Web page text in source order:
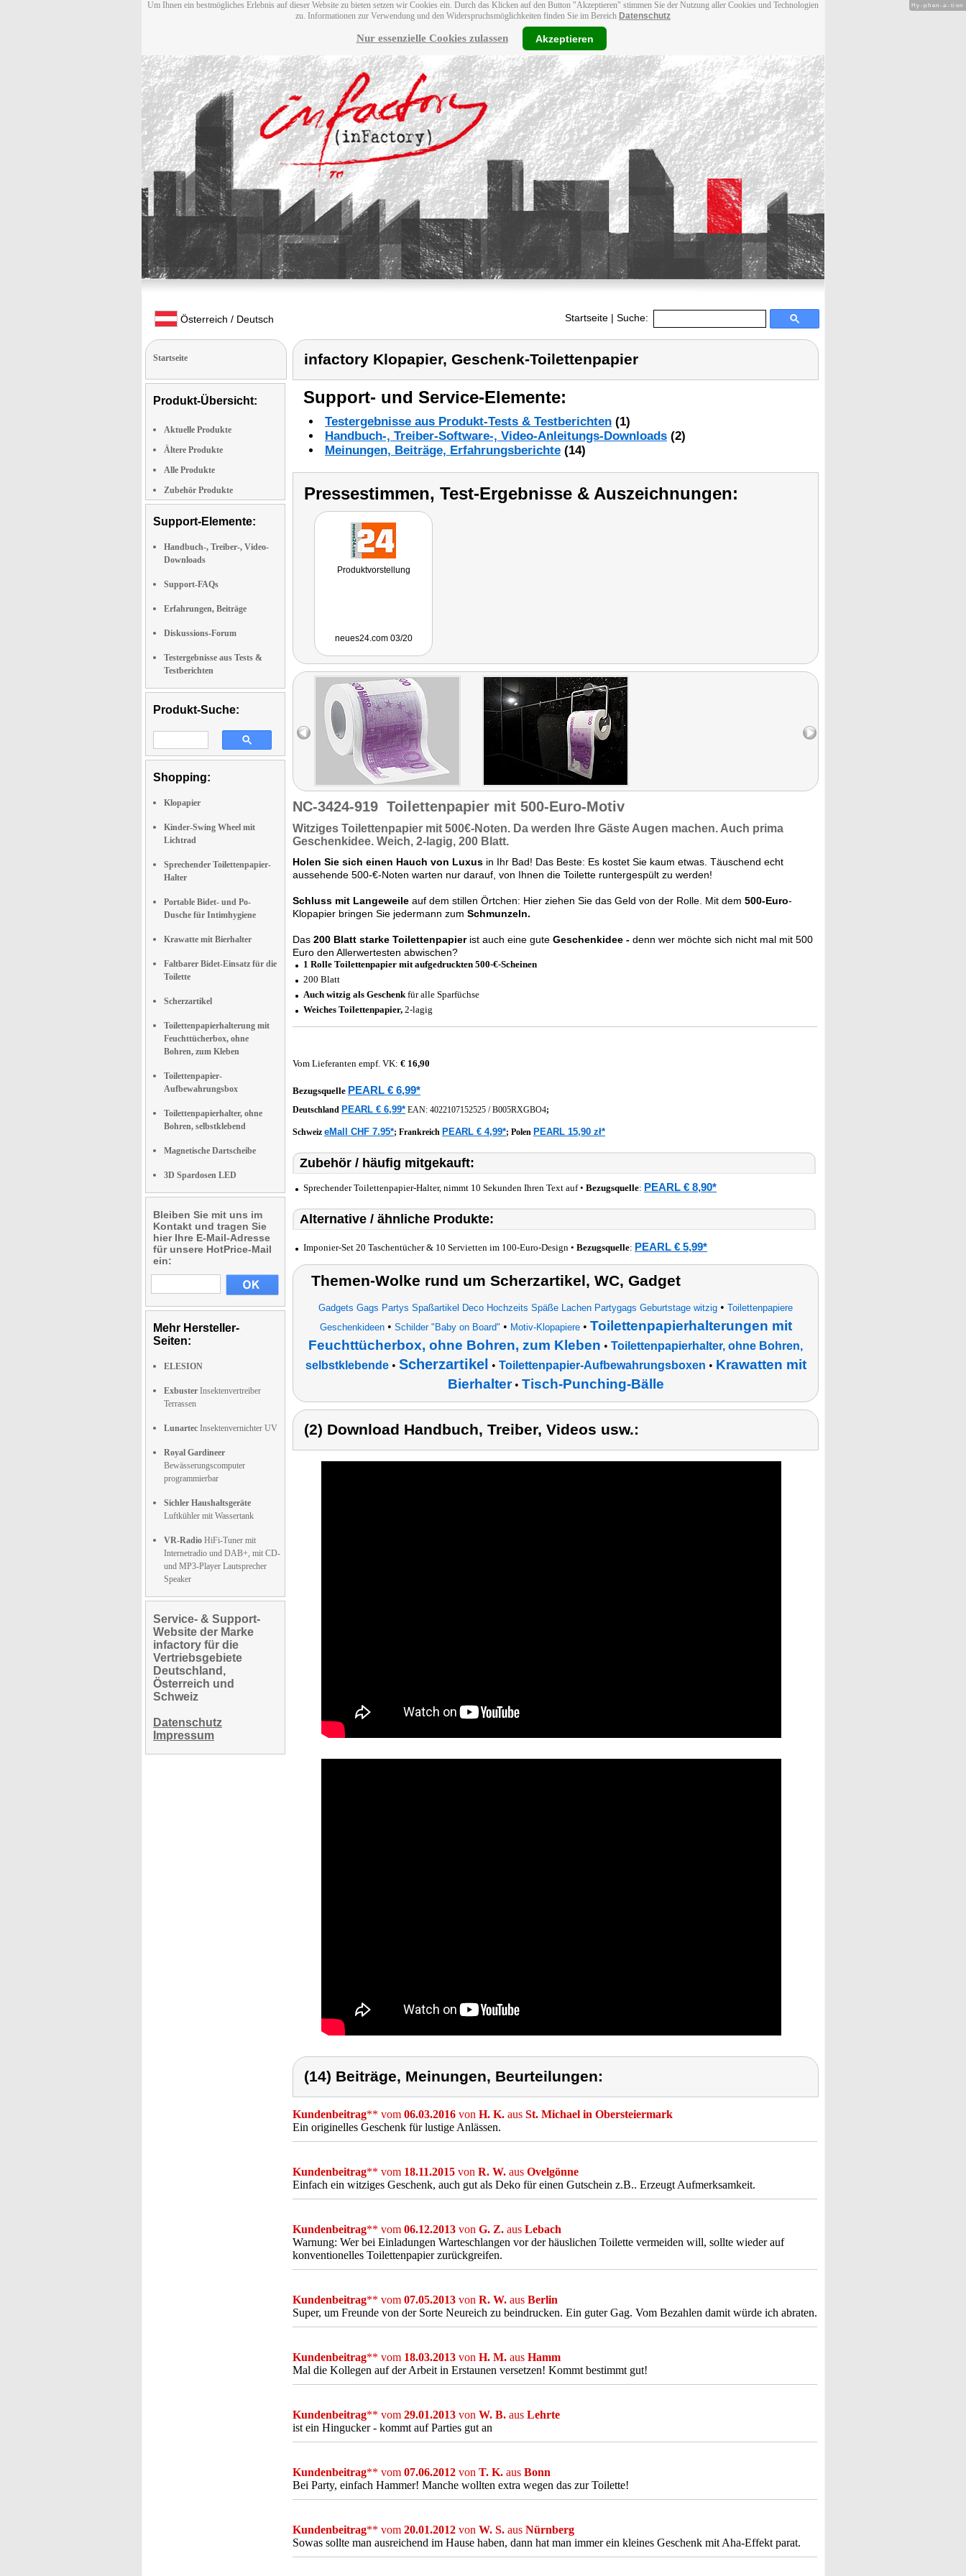
Um Ihnen ein bestmögliches Erlebnis auf dieser Website zu bieten setzen wir Cookies ein. Durch das Klicken auf den Button "Akzeptieren" stimmen Sie der Nutzung aller Cookies und Technologien
zu. Informationen zur Verwendung und den Widerspruchsmöglichkeiten finden Sie im Bereich Datenschutz
Nur essenzielle Cookies zulassen Akzeptieren
Österreich / Deutsch Startseite | Suche:
Startseite
Produkt-Übersicht:
Aktuelle Produkte
Ältere Produkte
Alle Produkte
Zubehör Produkte
Support-Elemente:
Handbuch-, Treiber-, Video-
Downloads
Support-FAQs
Erfahrungen, Beiträge
Diskussions-Forum
Testergebnisse aus Tests &
Testberichten
Produkt-Suche:
Shopping:
Klopapier
Kinder-Swing Wheel mit
Lichtrad
Sprechender Toilettenpapier-
Halter
Portable Bidet- und Po-
Dusche für Intimhygiene
Krawatte mit Bierhalter
Faltbarer Bidet-Einsatz für die
Toilette
Scherzartikel
Toilettenpapierhalterung mit
Feuchttücherbox, ohne
Bohren, zum Kleben
Toilettenpapier-
Aufbewahrungsbox
Toilettenpapierhalter, ohne
Bohren, selbstklebend
Magnetische Dartscheibe
3D Spardosen LED
Bleiben Sie mit uns im
Kontakt und tragen Sie
hier Ihre E-Mail-Adresse
für unsere HotPrice-Mail
ein:
Mehr Hersteller-
Seiten:
ELESION
Exbuster Insektenvertreiber
Terrassen
Lunartec Insektenvernichter UV
Royal Gardineer
Bewässerungscomputer
programmierbar
Sichler Haushaltsgeräte
Luftkühler mit Wassertank
VR-Radio HiFi-Tuner mit
Internetradio und DAB+, mit CD-
und MP3-Player Lautsprecher
Speaker
Service- & Support-
Website der Marke
infactory für die
Vertriebsgebiete
Deutschland,
Österreich und
Schweiz
Datenschutz
Impressum
infactory Klopapier, Geschenk-Toilettenpapier
Support- und Service-Elemente:
Testergebnisse aus Produkt-Tests & Testberichten (1)
Handbuch-, Treiber-Software-, Video-Anleitungs-Downloads (2)
Meinungen, Beiträge, Erfahrungsberichte (14)
Pressestimmen, Test-Ergebnisse & Auszeichnungen:
Produktvorstellung
neues24.com 03/20
NC-3424-919 Toilettenpapier mit 500-Euro-Motiv
Witziges Toilettenpapier mit 500€-Noten. Da werden Ihre Gäste Augen machen. Auch prima
Geschenkidee. Weich, 2-lagig, 200 Blatt.
Holen Sie sich einen Hauch von Luxus in Ihr Bad! Das Beste: Es kostet Sie kaum etwas. Täuschend echt
aussehende 500-€-Noten warten nur darauf, von Ihnen die Toilette runtergespült zu werden!
Schluss mit Langeweile auf dem stillen Örtchen: Hier ziehen Sie das Geld von der Rolle. Mit dem 500-Euro-
Klopapier bringen Sie jedermann zum Schmunzeln.
Das 200 Blatt starke Toilettenpapierist auch eine gute Geschenkidee - denn wer möchte sich nicht mal mit 500
Euro den Allerwertesten abwischen?
1 Rolle Toilettenpapier mit aufgedruckten 500-€-Scheinen
200 Blatt
Auch witzig als Geschenkfür alle Sparfüchse
Weiches Toilettenpapier, 2-lagig
Vom Lieferanten empf. VK: € 16,90
Bezugsquelle PEARL € 6,99*
Deutschland PEARL € 6,99* EAN: 4022107152525 /B005RXGBO4;
Schweiz eMall CHF 7.95*; Frankreich PEARL € 4,99*; Polen PEARL 15,90 zł*
Zubehör / häufig mitgekauft:
Sprechender Toilettenpapier-Halter, nimmt 10 Sekunden Ihren Text auf • Bezugsquelle: PEARL € 8,90*
Alternative / ähnliche Produkte:
Imponier-Set 20 Taschentücher & 10 Servietten im 100-Euro-Design • Bezugsquelle: PEARL € 5,99*
Themen-Wolke rund um Scherzartikel, WC, Gadget
Gadgets Gags Partys Spaßartikel Deco Hochzeits Späße Lachen Partygags Geburtstage witzig • Toilettenpapiere
Geschenkideen• Schilder "Baby on Board" • Motiv-Klopapiere• Toilettenpapierhalterungen mit
Feuchttücherbox, ohne Bohren, zum Kleben • Toilettenpapierhalter, ohne Bohren,
selbstklebende• Scherzartikel • Toilettenpapier-Aufbewahrungsboxen • Krawatten mit
Bierhalter• Tisch-Punching-Bälle
(2) Download Handbuch, Treiber, Videos usw.:
(14) Beiträge, Meinungen, Beurteilungen:
Kundenbeitrag** vom 06.03.2016 von H. K. aus St. Michael in Obersteiermark
Ein originelles Geschenk für lustige Anlässen.
Kundenbeitrag** vom 18.11.2015 von R. W. aus Ovelgönne
Einfach ein witziges Geschenk, auch gut als Deko für einen Gutschein z.B.. Erzeugt Aufmerksamkeit.
Kundenbeitrag** vom 06.12.2013 von G. Z. aus Lebach
Warnung: Wer bei Einladungen Warteschlangen vor der häuslichen Toilette vermeiden will, sollte wieder auf
konventionelles Toilettenpapier zurückgreifen.
Kundenbeitrag** vom 07.05.2013 von R. W. aus Berlin
Super, um Freunde von der Sorte Neureich zu beindrucken. Ein guter Gag. Vom Bezahlen damit würde ich abraten.
Kundenbeitrag** vom 18.03.2013 von H. M. aus Hamm
Mal die Kollegen auf der Arbeit in Erstaunen versetzen! Kommt bestimmt gut!
Kundenbeitrag** vom 29.01.2013 von W. B. aus Lehrte
ist ein Hingucker - kommt auf Parties gut an
Kundenbeitrag** vom 07.06.2012 von T. K. aus Bonn
Bei Party, einfach Hammer! Manche wollten extra wegen das zur Toilette!
Kundenbeitrag** vom 20.01.2012 von W. S. aus Nürnberg
Sowas sollte man ausreichend im Hause haben, dann hat man immer ein kleines Geschenk mit Aha-Effekt parat.
Hy-phen-a-tion